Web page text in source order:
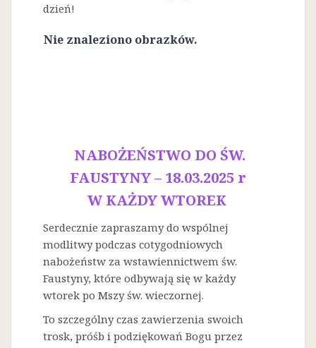
dzień!
Nie znaleziono obrazków.
NABOŻEŃSTWO DO ŚW.
FAUSTYNY – 18.03.2025 r
W KAŻDY WTOREK
Serdecznie zapraszamy do wspólnej
modlitwy podczas cotygodniowych
nabożeństw za wstawiennictwem św.
Faustyny, które odbywają się w każdy
wtorek po Mszy św. wieczornej.
To szczególny czas zawierzenia swoich
trosk, próśb i podziękowań Bogu przez